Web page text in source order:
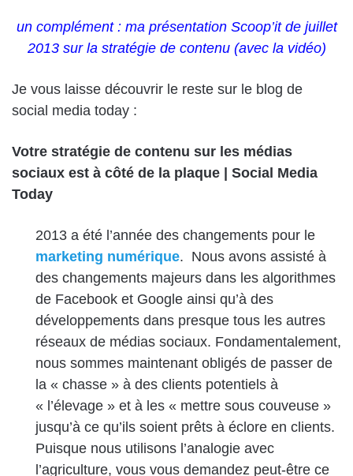
un complément : ma présentation Scoop’it de juillet
2013 sur la stratégie de contenu (avec la vidéo)
Je vous laisse découvrir le reste sur le blog de
social media today :
Votre stratégie de contenu sur les médias
sociaux est à côté de la plaque | Social Media
Today
2013 a été l’année des changements pour le
marketing numérique. Nous avons assisté à
des changements majeurs dans les algorithmes
de Facebook et Google ainsi qu’à des
développements dans presque tous les autres
réseaux de médias sociaux. Fondamentalement,
nous sommes maintenant obligés de passer de
la « chasse » à des clients potentiels à
« l’élevage » et à les « mettre sous couveuse »
jusqu’à ce qu’ils soient prêts à éclore en clients.
Puisque nous utilisons l’analogie avec
l’agriculture, vous vous demandez peut-être ce